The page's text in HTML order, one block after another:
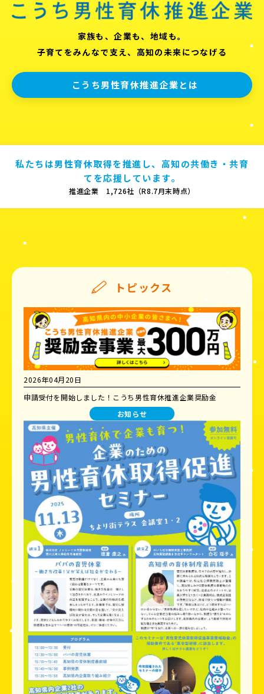
家族も、企業も、地域も。
子育てをみんなで支え、高知の未来につなげる
こうち男性育休推進企業とは
私たちは男性育休取得を推進し、高知の共働き・共育
てを応援しています。
推進企業 1,726社（R8.7月末時点）
トピックス
2026年04月20日
申請受付を開始しました！こうち男性育休推進企業奨励金
お知らせ